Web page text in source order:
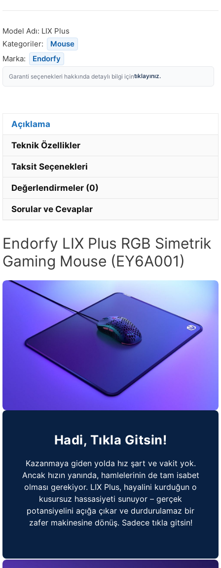
Model Adı: LIX Plus
Kategoriler:
Mouse
Marka:
Endorfy
Garanti seçenekleri hakkında detaylı bilgi içintıklayınız.
Açıklama
Teknik Özellikler
Taksit Seçenekleri
Değerlendirmeler (0)
Sorular ve Cevaplar
Endorfy LIX Plus RGB Simetrik
Gaming Mouse (EY6A001)
Hadi, Tıkla Gitsin!
Kazanmaya giden yolda hız şart ve vakit yok.
Ancak hızın yanında, hamlelerinin de tam isabet
olması gerekiyor. LIX Plus, hayalini kurduğun o
kusursuz hassasiyeti sunuyor – gerçek
potansiyelini açığa çıkar ve durdurulamaz bir
zafer makinesine dönüş. Sadece tıkla gitsin!